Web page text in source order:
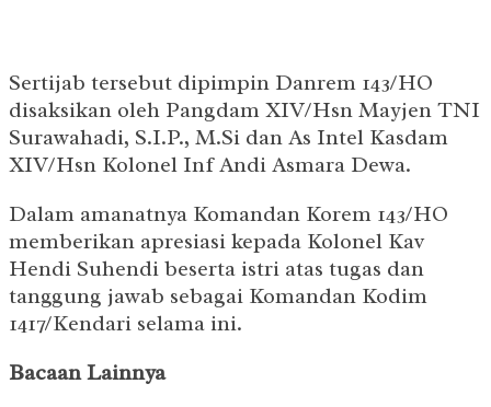
Sertijab tersebut dipimpin Danrem 143/HO
disaksikan oleh Pangdam XIV/Hsn Mayjen TNI
Surawahadi, S.I.P., M.Si dan As Intel Kasdam
XIV/Hsn Kolonel Inf Andi Asmara Dewa.
Dalam amanatnya Komandan Korem 143/HO
memberikan apresiasi kepada Kolonel Kav
Hendi Suhendi beserta istri atas tugas dan
tanggung jawab sebagai Komandan Kodim
1417/Kendari selama ini.
Bacaan Lainnya